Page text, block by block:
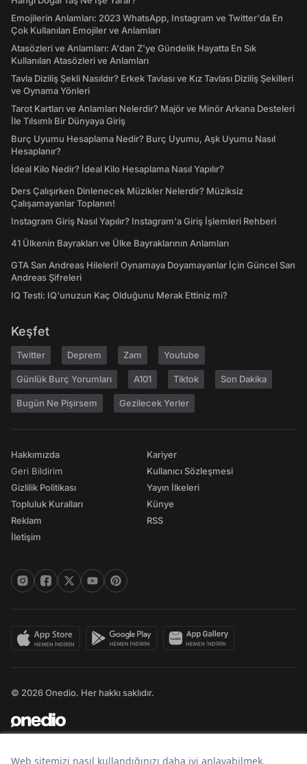
Emojilerin Anlamları: 2023 WhatsApp, Instagram ve Twitter'da En
Çok Kullanılan Emojiler ve Anlamları
Atasözleri ve Anlamları: A'dan Z'ye Gündelik Hayatta En Sık
Kullanılan Atasözleri ve Anlamları
Tavla Diziliş Şekli Nasıldır? Erkek Tavlası ve Kız Tavlası Diziliş Şekilleri
ve Oynama Yönleri
Tarot Kartları ve Anlamları Nelerdir? Majör ve Minör Arkana Desteleri
İle Tılsımlı Bir Dünyaya Giriş
Burç Uyumu Hesaplama Nedir? Burç Uyumu, Aşk Uyumu Nasıl
Hesaplanır?
İdeal Kilo Nedir? İdeal Kilo Hesaplama Nasıl Yapılır?
Ders Çalışırken Dinlenecek Müzikler Nelerdir? Müziksiz
Çalışamayanlar Toplanın!
Instagram Giriş Nasıl Yapılır? Instagram'a Giriş İşlemleri Rehberi
41 Ülkenin Bayrakları ve Ülke Bayraklarının Anlamları
GTA San Andreas Hileleri! Oynamaya Doyamayanlar İçin Güncel San
Andreas Şifreleri
IQ Testi: IQ'unuzun Kaç Olduğunu Merak Ettiniz mi?
Keşfet
Twitter Deprem Zam Youtube
Günlük Burç Yorumları A101 Tiktok Son Dakika
Bugün Ne Pişirsem Gezilecek Yerler
Hakkımızda
Geri Bildirim
Gizlilik Politikası
Topluluk Kuralları
Reklam
İletişim
Kariyer
Kullanıcı Sözleşmesi
Yayın İlkeleri
Künye
RSS
© 2026 Onedio. Her hakkı saklıdır.